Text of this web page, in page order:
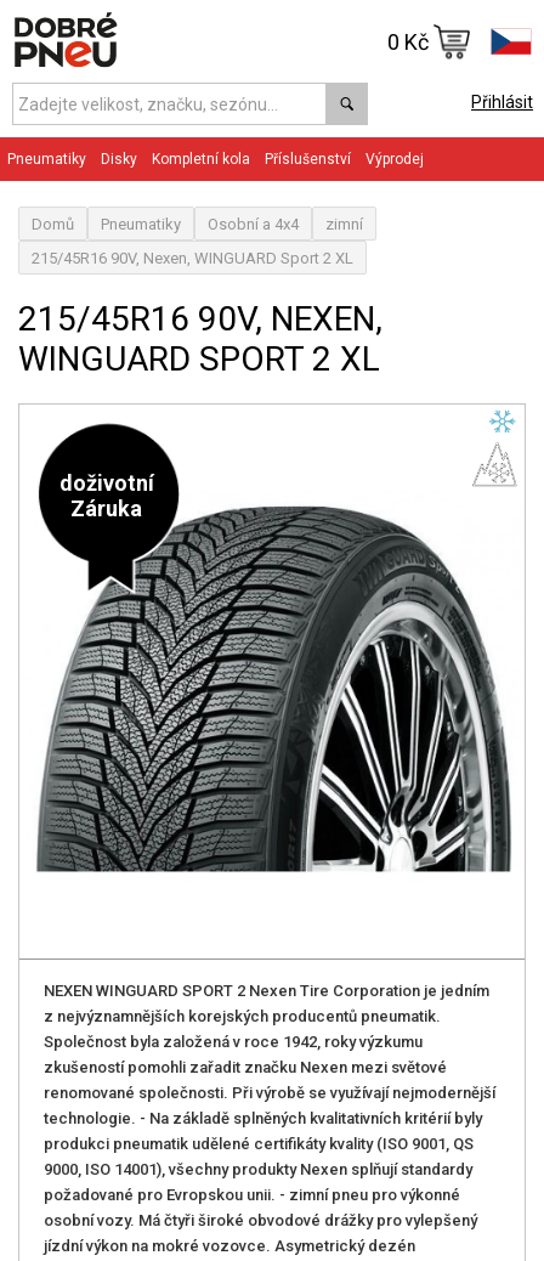
Přihlásit
0 Kč
Pneumatiky Disky Kompletní kola Příslušenství Výprodej
Domů Pneumatiky Osobní a 4x4
zimní
215/45R16 90V, Nexen, WINGUARD Sport 2 XL
215/45R16 90V, NEXEN,
WINGUARD SPORT 2 XL
doživotní
Záruka
NEXEN WINGUARD SPORT 2 Nexen Tire Corporation je jedním
z nejvýznamnějších korejských producentů pneumatik.
Společnost byla založená v roce 1942, roky výzkumu
zkušeností pomohli zařadit značku Nexen mezi světové
renomované společnosti. Při výrobě se využívají nejmodernější
technologie. - Na základě splněných kvalitativních kritérií byly
produkci pneumatik udělené certifikáty kvality (ISO 9001, QS
9000, ISO 14001), všechny produkty Nexen splňují standardy
požadované pro Evropskou unii. - zimní pneu pro výkonné
osobní vozy. Má čtyři široké obvodové drážky pro vylepšený
jízdní výkon na mokré vozovce. Asymetrický dezén